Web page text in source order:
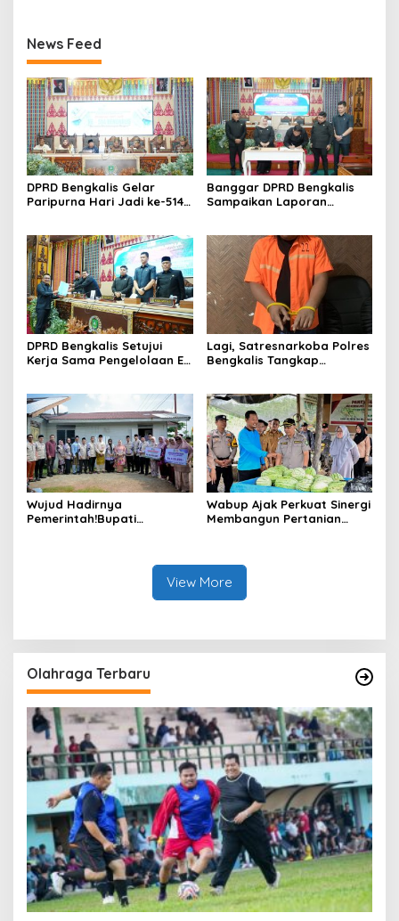
News Feed
DPRD Bengkalis Gelar
Paripurna Hari Jadi ke-514
Negeri Junjungan.
Banggar DPRD Bengkalis
Sampaikan Laporan
Pelaksanaan APBD Tahun
Anggaran 2025
DPRD Bengkalis Setujui
Kerja Sama Pengelolaan E-
Lagi, Satresnarkoba Polres
Bengkalis Tangkap
Wujud Hadirnya
Pemerintah!Bupati
Wabup Ajak Perkuat Sinergi
Membangun Pertanian
View More
Olahraga Terbaru